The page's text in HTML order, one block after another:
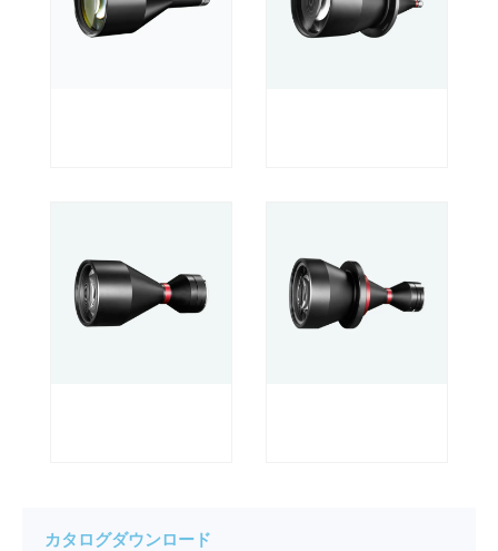
カタログダウンロード